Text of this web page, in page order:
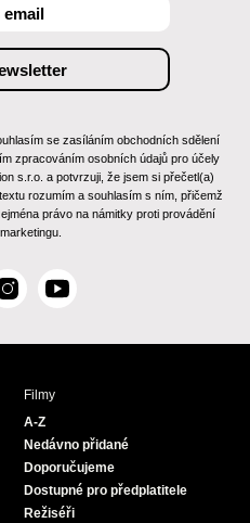
se zasíláním obchodních sdělení
zpracováním osobních údajů pro účely
s.r.o. a potvrzuji, že jsem si přečetl(a)
, textu rozumím a souhlasím s ním, přičemž
právo na námitky proti provádění
I
s
Y
u
Filmy
A-Z
Nedávno přidané
Doporučujeme
Dostupné pro předplatitele
Režiséři